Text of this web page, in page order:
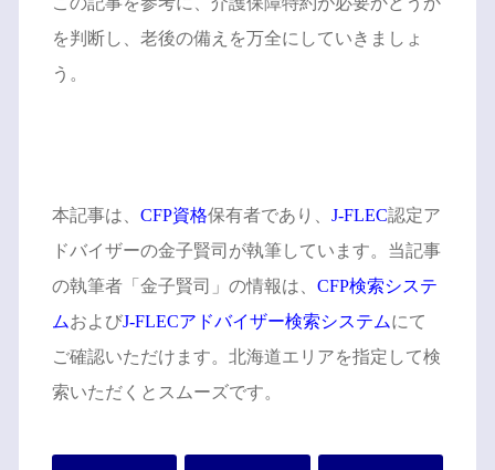
を判断し、老後の備えを万全にしていきましょ
う。
本記事は、 CFP資格保有者であり、 J-FLEC認定ア
ドバイザーの金子賢司が執筆しています。当記事
の執筆者「金子賢司」の情報は、 CFP検索システ
ムおよびJ-FLECアドバイザー検索システムにて
ご確認いただけます。北海道エリアを指定して検
索いただくとスムーズです。